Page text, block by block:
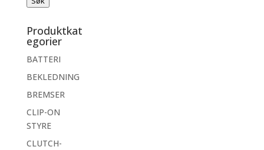
Produktkat
egorier
BATTERI
BEKLEDNING
BREMSER
CLIP-ON
STYRE
CLUTCH-